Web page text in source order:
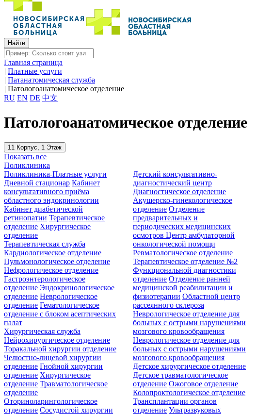
Главная страница
| Платные услуги
| Патанатомическая служба
| Патологоанатомическое отделение
RU EN DE 中文
Патологоанатомическое отделение
11 Корпус, 1 Этаж
Показать все
Поликлиника
Поликлиника-Платные услуги
Дневной стационар Кабинет
консультативного приёма
областного эндокринологии
Кабинет диабетической
ретинопатии Терапевтическое
отделение Хирургическое
отделение
Детский консультативно-
диагностический центр
Диагностическое отделение
Акушерско-гинекологическое
отделение Отделение
предварительных и
периодических медицинских
осмотровЦентр амбулаторной
онкологической помощи
Терапевтическая служба
Кардиологическое отделение
Пульмонологическое отделение
Нефрологическое отделение
Гастроэнтерологическое
отделение Эндокринологическое
отделение Неврологическое
отделение Гематологическое
отделение c блоком асептических
палат
Ревматологическое отделение
Терапевтическое отделение №2
Функциональной диагностики
отделение Отделение ранней
медицинской реабилитации и
физиотерапии Областной центр
рассеянного склероза
Неврологическое отделение для
больных с острыми нарушениями
мозгового кровообращения
Неврологическое отделение для
больных с острыми нарушениями
мозгового кровообращения
Хирургическая служба
Нейрохирургическое отделение
Торакальной хирургии отделение
Челюстно-лицевой хирургии
отделение Гнойной хирургии
отделение Хирургическое
отделение Травматологическое
отделение
Оториноларингологическое
отделение Сосудистой хирургии
Детское хирургическое отделение
Детское травматологическое
отделение Ожоговое отделение
Колопроктологическое отделение
Трансплантации органов
отделение Ультразвуковых